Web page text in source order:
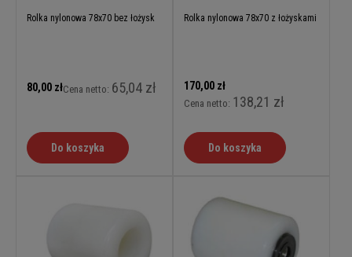
Rolka nylonowa 78x70 bez łożysk
80,00 złCena netto: 65,04 zł
Do koszyka
Rolka nylonowa 78x70 z łożyskami
170,00 zł
Cena netto: 138,21 zł
Do koszyka